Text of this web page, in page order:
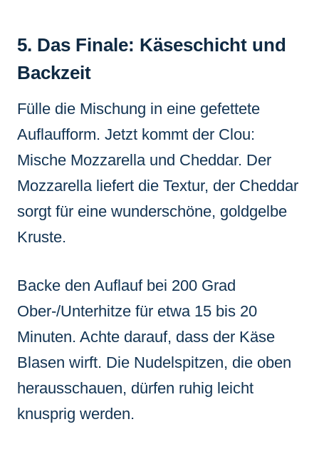
5. Das Finale: Käseschicht und
Backzeit
Fülle die Mischung in eine gefettete
Auflaufform. Jetzt kommt der Clou:
Mische Mozzarella und Cheddar. Der
Mozzarella liefert die Textur, der Cheddar
sorgt für eine wunderschöne, goldgelbe
Kruste.
Backe den Auflauf bei 200 Grad
Ober-/Unterhitze für etwa 15 bis 20
Minuten. Achte darauf, dass der Käse
Blasen wirft. Die Nudelspitzen, die oben
herausschauen, dürfen ruhig leicht
knusprig werden.